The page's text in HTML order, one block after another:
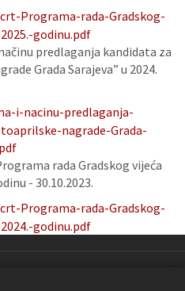
Programa-rada-Gradskog-
godinu.pdf
predlaganja kandidata za
Grada Sarajeva” u 2024.
i-nacinu-predlaganja-
nagrade-Grada-
rada Gradskog vijeća
- 30.10.2023.
Programa-rada-Gradskog-
godinu.pdf